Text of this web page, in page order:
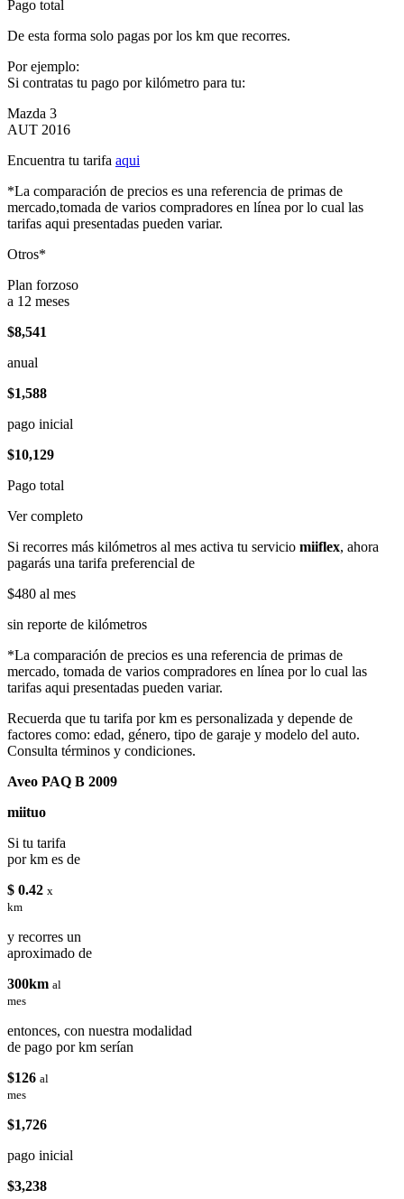
Pago total
De esta forma solo pagas por los km que recorres.
Por ejemplo:
Si contratas tu pago por kilómetro para tu:
Mazda 3
AUT 2016
Encuentra tu tarifa aqui
*La comparación de precios es una referencia de primas de
mercado,tomada de varios compradores en línea por lo cual las
tarifas aqui presentadas pueden variar.
Otros*
Plan forzoso
a 12 meses
$8,541
anual
$1,588
pago inicial
$10,129
Pago total
Ver completo
Si recorres más kilómetros al mes activa tu servicio miiflex, ahora
pagarás una tarifa preferencial de
$480 al mes
sin reporte de kilómetros
*La comparación de precios es una referencia de primas de
mercado, tomada de varios compradores en línea por lo cual las
tarifas aqui presentadas pueden variar.
Recuerda que tu tarifa por km es personalizada y depende de
factores como: edad, género, tipo de garaje y modelo del auto.
Consulta términos y condiciones.
Aveo PAQ B 2009
miituo
Si tu tarifa
por km es de
$ 0.42 x
km
y recorres un
aproximado de
300km al
mes
entonces, con nuestra modalidad
de pago por km serían
$126 al
mes
$1,726
pago inicial
$3,238